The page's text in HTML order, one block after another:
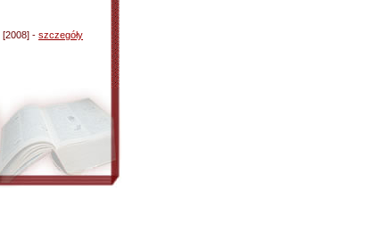
[2008] - szczegóły